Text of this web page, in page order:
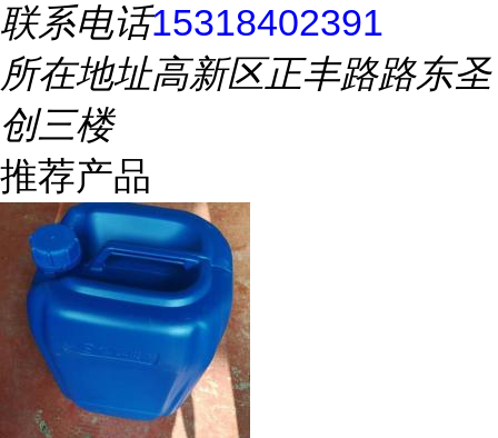
联系电话15318402391
所在地址高新区正丰路路东圣
创三楼
推荐产品